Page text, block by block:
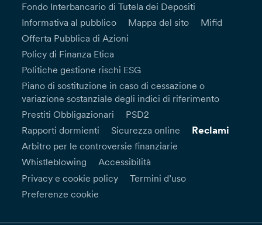
Fondo Interbancario di Tutela dei Depositi
Informativa al pubblico
Mappa del sito
Mifid
Offerta Pubblica di Azioni
Policy di Finanza Etica
Politiche gestione rischi ESG
Piano di sostituzione in caso di cessazione o
variazione sostanziale degli indici di riferimento
Prestiti Obbligazionari
PSD2
Rapporti dormienti
Sicurezza online Reclami
Arbitro per le controversie finanziarie
Whistleblowing
Accessibilità
Privacy e cookie policy
Termini d’uso
Preferenze cookie